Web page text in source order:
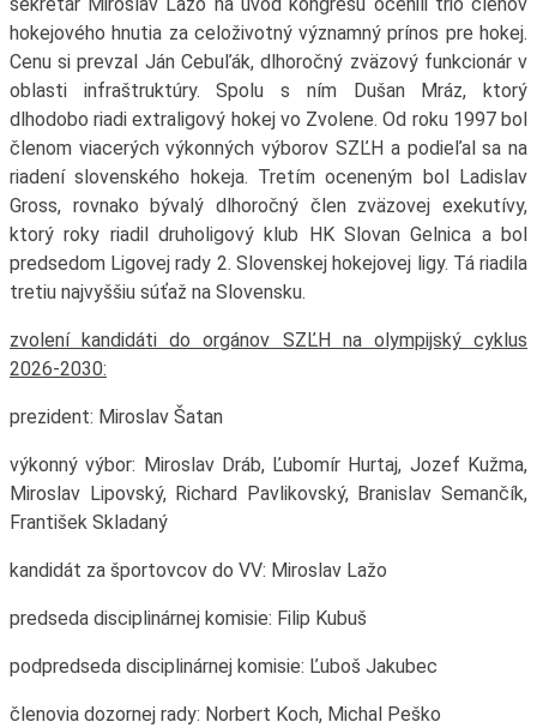
sekretár Miroslav Lažo na úvod kongresu ocenili trio členov
hokejového hnutia za celoživotný významný prínos pre hokej.
Cenu si prevzal Ján Cebuľák, dlhoročný zväzový funkcionár v
oblasti infraštruktúry. Spolu s ním Dušan Mráz, ktorý
dlhodobo riadi extraligový hokej vo Zvolene. Od roku 1997 bol
členom viacerých výkonných výborov SZĽH a podieľal sa na
riadení slovenského hokeja. Tretím oceneným bol Ladislav
Gross, rovnako bývalý dlhoročný člen zväzovej exekutívy,
ktorý roky riadil druholigový klub HK Slovan Gelnica a bol
predsedom Ligovej rady 2. Slovenskej hokejovej ligy. Tá riadila
tretiu najvyššiu súťaž na Slovensku.
zvolení kandidáti do orgánov SZĽH na olympijský cyklus
2026-2030:
prezident: Miroslav Šatan
výkonný výbor: Miroslav Dráb, Ľubomír Hurtaj, Jozef Kužma,
Miroslav Lipovský, Richard Pavlikovský, Branislav Semančík,
František Skladaný
kandidát za športovcov do VV: Miroslav Lažo
predseda disciplinárnej komisie: Filip Kubuš
podpredseda disciplinárnej komisie: Ľuboš Jakubec
členovia dozornej rady: Norbert Koch, Michal Peško